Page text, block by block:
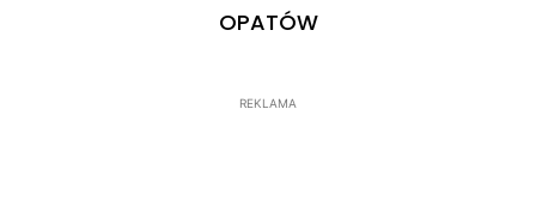
OPATÓW
REKLAMA